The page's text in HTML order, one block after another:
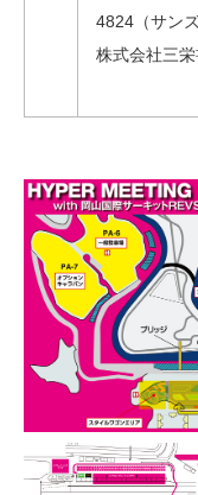
4824（サンズ
株式会社三